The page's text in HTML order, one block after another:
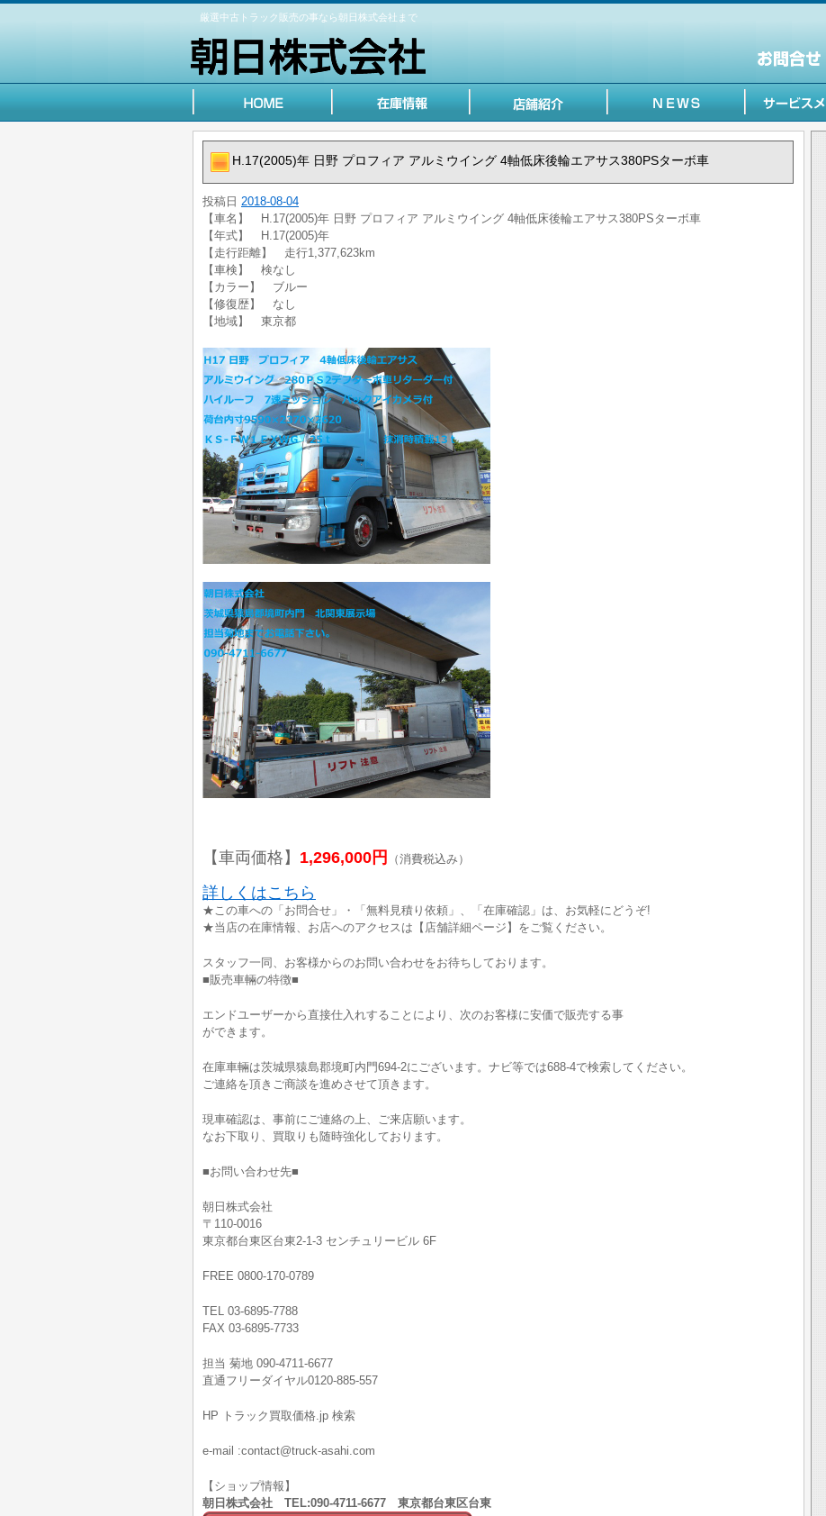
厳選中古トラック販売の事なら朝日株式会社まで
H.17(2005)年 日野 プロフィア アルミウイング 4軸低床後輪エアサス380PSターボ車
投稿日 2018-08-04
【車名】 H.17(2005)年 日野 プロフィア アルミウイング 4軸低床後輪エアサス380PSターボ車
【年式】 H.17(2005)年
【走行距離】 走行1,377,623km
【車検】 検なし
【カラー】 ブルー
【修復歴】 なし
【地域】 東京都
【車両価格】 1,296,000円 （消費税込み）
詳しくはこちら
★この車への「お問合せ」・「無料見積り依頼」、「在庫確認」は、お気軽にどうぞ!
★当店の在庫情報、お店へのアクセスは【店舗詳細ページ】をご覧ください。
スタッフ一同、お客様からのお問い合わせをお待ちしております。
■販売車輛の特徴■
エンドユーザーから直接仕入れすることにより、次のお客様に安価で販売する事
ができます。
在庫車輛は茨城県猿島郡境町内門694-2にございます。ナビ等では688-4で検索してください。
ご連絡を頂きご商談を進めさせて頂きます。
現車確認は、事前にご連絡の上、ご来店願います。
なお下取り、買取りも随時強化しております。
■お問い合わせ先■
朝日株式会社
〒110-0016
東京都台東区台東2-1-3 センチュリービル 6F
FREE 0800-170-0789
TEL 03-6895-7788
FAX 03-6895-7733
担当 菊地 090-4711-6677
直通フリーダイヤル0120-885-557
HP トラック買取価格.jp 検索
e-mail :contact@truck-asahi.com
【ショップ情報】
朝日株式会社 TEL:090-4711-6677 東京都台東区台東